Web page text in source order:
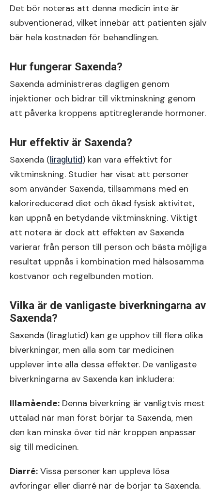
Det bör noteras att denna medicin inte är
subventionerad, vilket innebär att patienten själv
bär hela kostnaden för behandlingen.
Hur fungerar Saxenda?
Saxenda administreras dagligen genom
injektioner och bidrar till viktminskning genom
att påverka kroppens aptitreglerande hormoner.
Hur effektiv är Saxenda?
Saxenda ( liraglutid) kan vara effektivt för
viktminskning. Studier har visat att personer
som använder Saxenda, tillsammans med en
kalorireducerad diet och ökad fysisk aktivitet,
kan uppnå en betydande viktminskning. Viktigt
att notera är dock att effekten av Saxenda
varierar från person till person och bästa möjliga
resultat uppnås i kombination med hälsosamma
kostvanor och regelbunden motion.
Vilka är de vanligaste biverkningarna av
Saxenda?
Saxenda (liraglutid) kan ge upphov till flera olika
biverkningar, men alla som tar medicinen
upplever inte alla dessa effekter. De vanligaste
biverkningarna av Saxenda kan inkludera:
Illamående: Denna biverkning är vanligtvis mest
uttalad när man först börjar ta Saxenda, men
den kan minska över tid när kroppen anpassar
sig till medicinen.
Diarré: Vissa personer kan uppleva lösa
avföringar eller diarré när de börjar ta Saxenda.